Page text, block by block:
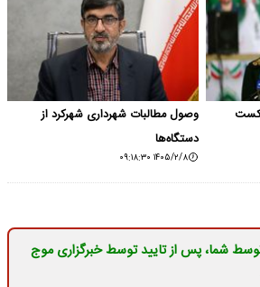
وصول مطالبات شهرداری شهرکرد از
دستگاه‌ها
۱۴۰۵/۲/۸ ۰۹:۱۸:۳۰
شما، پس از تایید توسط خبرگزاری موج